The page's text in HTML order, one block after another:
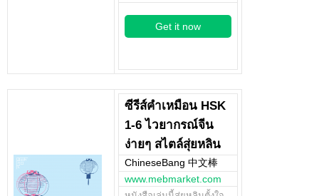
Get it now
ซีรีส์คำเหมือน HSK
1-6 ไวยากรณ์จีน
ง่ายๆ สไตล์สุ่ยหลิน
ChineseBang 中文棒
www.mebmarket.com